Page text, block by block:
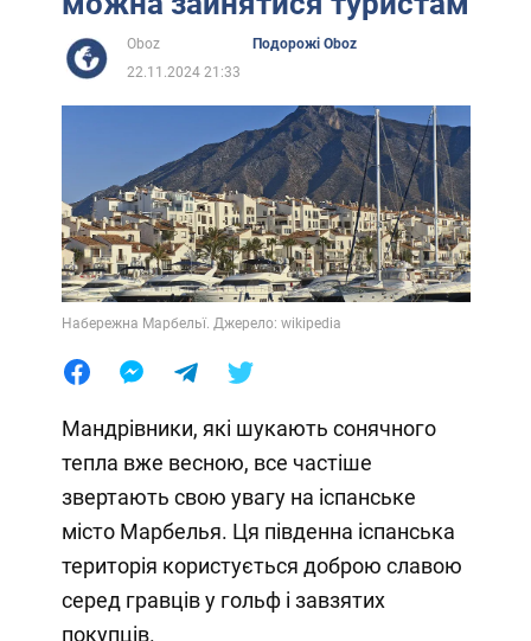
Oboz
Подорожі Oboz
22.11.2024 21:33
Набережна Марбельї. Джерело: wikipedia
Мандрівники, які шукають сонячного
тепла вже весною, все частіше
звертають свою увагу на іспанське
місто Марбелья. Ця південна іспанська
територія користується доброю славою
серед гравців у гольф і завзятих
покупців.